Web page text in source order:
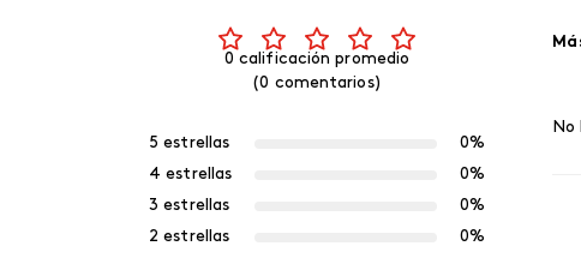
0 calificación promedio
(0 comentarios)
5 estrellas
0%
4 estrellas
0%
3 estrellas
0%
2 estrellas
0%
No